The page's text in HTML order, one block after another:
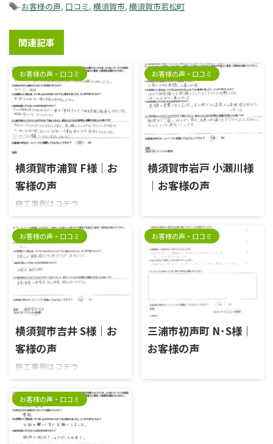
-お客様の声, 口コミ, 横須賀市, 横須賀市若松町
関連記事
お客様の声・口コミ
横須賀市浦賀 F様｜お
客様の声
施工事例はコチラ
お客様の声・口コミ
横須賀市岩戸 小瀬川様
｜お客様の声
お客様の声・口コミ
横須賀市吉井 S様｜お
客様の声
施工事例はコチラ
お客様の声・口コミ
2026/5/7
三浦市初声町 N･S様｜
お客様の声
お客様の声・口コミ